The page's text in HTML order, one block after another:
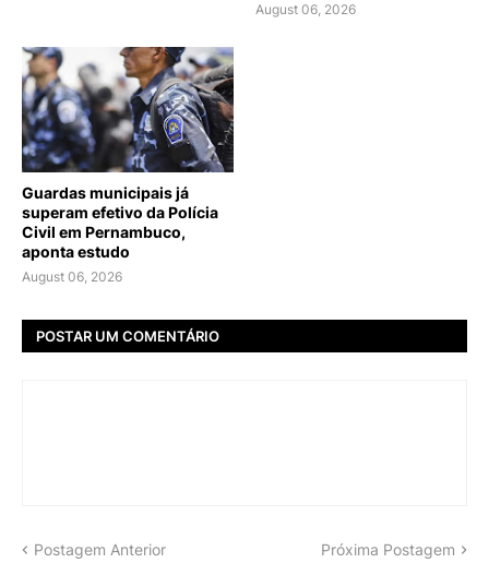
August 06, 2026
Guardas municipais já
superam efetivo da Polícia
Civil em Pernambuco,
aponta estudo
August 06, 2026
POSTAR UM COMENTÁRIO
Postagem Anterior Próxima Postagem